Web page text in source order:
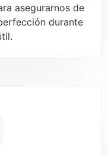
asegurarnos de
durante